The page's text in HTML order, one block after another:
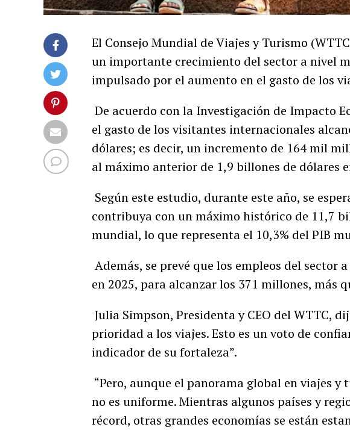
El Consejo Mundial de Viajes y Turismo
un importante crecimiento del sector a nivel
impulsado por el aumento en el gasto de los
De acuerdo con la Investigación de Impacto
el gasto de los visitantes internacionales
dólares; es decir, un incremento de 164 mil
al máximo anterior de 1,9 billones de dólares
Según este estudio, durante este año, se
contribuya con un máximo histórico de 11,7
mundial, lo que representa el 10,3% del PIB
Además, se prevé que los empleos del sector
en 2025, para alcanzar los 371 millones, más
Julia Simpson, Presidenta y CEO del WTTC,
prioridad a los viajes. Esto es un voto de
indicador de su fortaleza”.
“Pero, aunque el panorama global en viajes
no es uniforme. Mientras algunos países y
récord, otras grandes economías se están